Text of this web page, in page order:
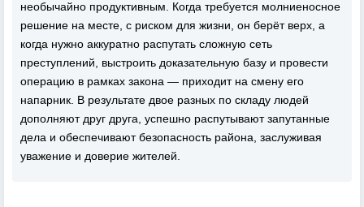
необычайно продуктивным. Когда требуется молниеносное
решение на месте, с риском для жизни, он берёт верх, а
когда нужно аккуратно распутать сложную сеть
преступлений, выстроить доказательную базу и провести
операцию в рамках закона — приходит на смену его
напарник. В результате двое разных по складу людей
дополняют друг друга, успешно распутывают запутанные
дела и обеспечивают безопасность района, заслуживая
уважение и доверие жителей.